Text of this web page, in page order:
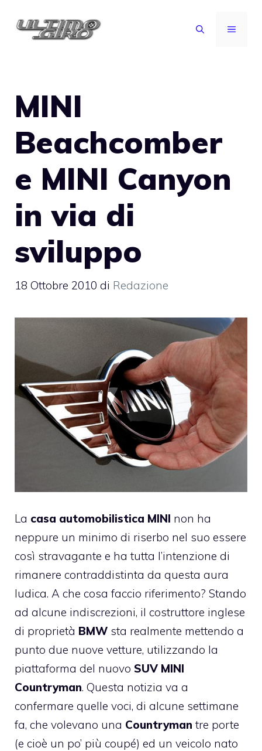
MENU
MINI
Beachcomber
e MINI Canyon
in via di
sviluppo
18 Ottobre 2010 di Redazione
La casa automobilistica MINI non ha
neppure un minimo di riserbo nel suo essere
così stravagante e ha tutta l’intenzione di
rimanere contraddistinta da questa aura
ludica. A che cosa faccio riferimento? Stando
ad alcune indiscrezioni, il costruttore inglese
di proprietà BMW sta realmente mettendo a
punto due nuove vetture, utilizzando la
piattaforma del nuovo SUV MINI
Countryman. Questa notizia va a
confermare quelle voci, di alcune settimane
fa, che volevano una Countryman tre porte
(e cioè un po’ più coupé) ed un veicolo nato